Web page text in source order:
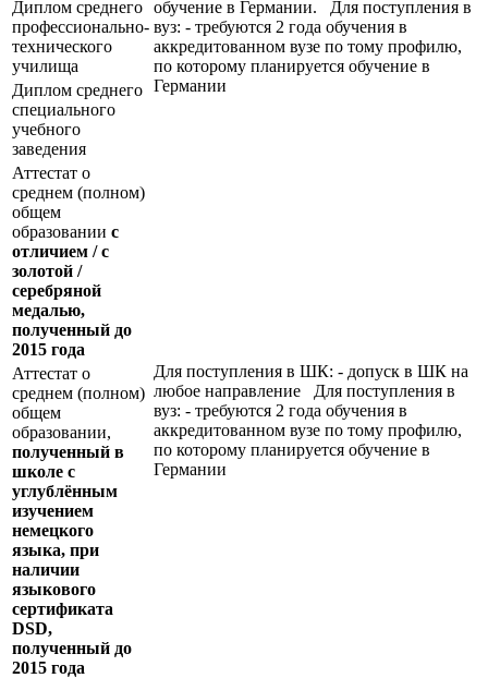
обучение в Германии. Для поступления в
вуз: - требуются 2 года обучения в
аккредитованном вузе по тому профилю,
по которому планируется обучение в
Германии
Диплом среднего
профессионально-
технического
училища
Диплом среднего
специального
учебного
заведения
Аттестат о
среднем (полном)
общем
образовании с
отличием / с
золотой /
серебряной
медалью,
полученный до
2015 года
Для поступления в ШК: - допуск в ШК на
любое направление Для поступления в
вуз: - требуются 2 года обучения в
аккредитованном вузе по тому профилю,
по которому планируется обучение в
Германии
Аттестат о
среднем (полном)
общем
образовании,
полученный в
школе с
углублённым
изучением
немецкого
языка, при
наличии
языкового
сертификата
DSD,
полученный до
2015 года